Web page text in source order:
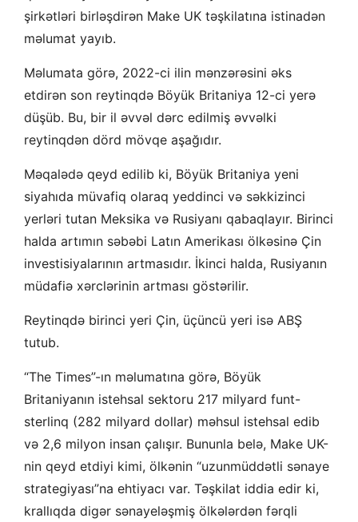
şirkətləri birləşdirən Make UK təşkilatına istinadən
məlumat yayıb.
Məlumata görə, 2022-ci ilin mənzərəsini əks
etdirən son reytinqdə Böyük Britaniya 12-ci yerə
düşüb. Bu, bir il əvvəl dərc edilmiş əvvəlki
reytinqdən dörd mövqe aşağıdır.
Məqalədə qeyd edilib ki, Böyük Britaniya yeni
siyahıda müvafiq olaraq yeddinci və səkkizinci
yerləri tutan Meksika və Rusiyanı qabaqlayır. Birinci
halda artımın səbəbi Latın Amerikası ölkəsinə Çin
investisiyalarının artmasıdır. İkinci halda, Rusiyanın
müdafiə xərclərinin artması göstərilir.
Reytinqdə birinci yeri Çin, üçüncü yeri isə ABŞ
tutub.
“The Times”-ın məlumatına görə, Böyük
Britaniyanın istehsal sektoru 217 milyard funt-
sterlinq (282 milyard dollar) məhsul istehsal edib
və 2,6 milyon insan çalışır. Bununla belə, Make UK-
nin qeyd etdiyi kimi, ölkənin “uzunmüddətli sənaye
strategiyası”na ehtiyacı var. Təşkilat iddia edir ki,
krallıqda digər sənayeləşmiş ölkələrdən fərqli